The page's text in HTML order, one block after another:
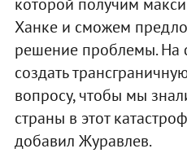
которой получим
Ханке и сможем
решение проблемы.
создать
вопросу, чтобы мы
страны в этот
добавил Журавлев.